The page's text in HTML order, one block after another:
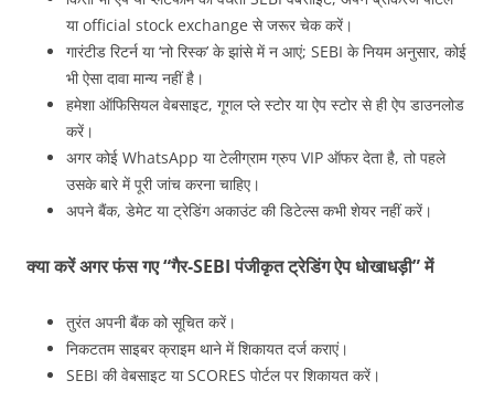
या official stock exchange से जरूर चेक करें।
गारंटीड रिटर्न या ‘नो रिस्क’ के झांसे में न आएं; SEBI के नियम अनुसार, कोई
भी ऐसा दावा मान्य नहीं है।
हमेशा ऑफिसियल वेबसाइट, गूगल प्ले स्टोर या ऐप स्टोर से ही ऐप डाउनलोड
करें।
अगर कोई WhatsApp या टेलीग्राम ग्रुप VIP ऑफर देता है, तो पहले
उसके बारे में पूरी जांच करना चाहिए।
अपने बैंक, डेमेट या ट्रेडिंग अकाउंट की डिटेल्स कभी शेयर नहीं करें।
क्या करें अगर फंस गए “गैर‑SEBI पंजीकृत ट्रेडिंग ऐप धोखाधड़ी” में
तुरंत अपनी बैंक को सूचित करें।
निकटतम साइबर क्राइम थाने में शिकायत दर्ज कराएं।
SEBI की वेबसाइट या SCORES पोर्टल पर शिकायत करें।